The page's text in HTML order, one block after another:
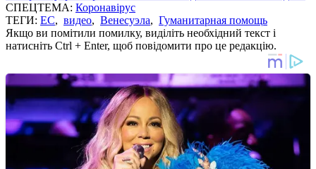
СПЕЦТЕМА: Коронавірус
ТЕГИ: ЕС, видео, Венесуэла, Гуманитарная помощь
Якщо ви помітили помилку, виділіть необхідний текст і
натисніть Ctrl + Enter, щоб повідомити про це редакцію.